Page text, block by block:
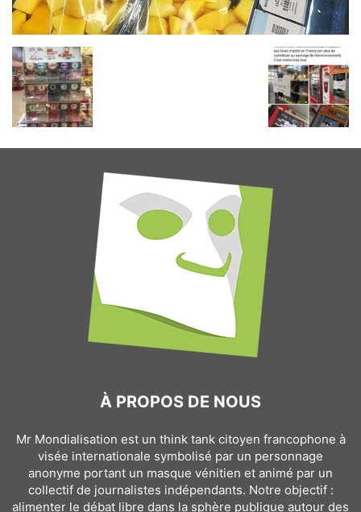
À PROPOS DE NOUS
Mr Mondialisation est un think tank citoyen francophone à
visée internationale symbolisé par un personnage
anonyme portant un masque vénitien et animé par un
collectif de journalistes indépendants. Notre objectif :
alimenter le débat libre dans la sphère publique autour des